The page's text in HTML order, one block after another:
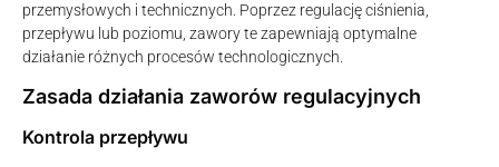
przemysłowych i technicznych. Poprzez regulację ciśnienia,
przepływu lub poziomu, zawory te zapewniają optymalne
działanie różnych procesów technologicznych.
Zasada działania zaworów regulacyjnych
Kontrola przepływu